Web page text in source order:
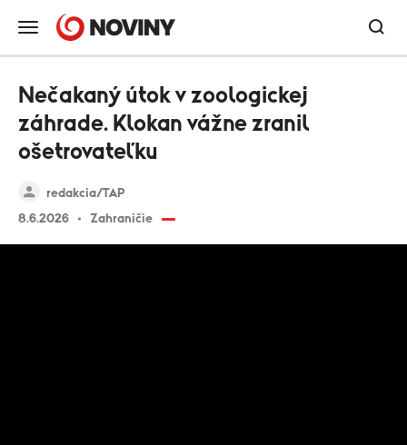
redakcia/TAP
8.6.2026
Zahraničie
Nečakaný útok v zoologickej
záhrade. Klokan vážne zranil
ošetrovateľku